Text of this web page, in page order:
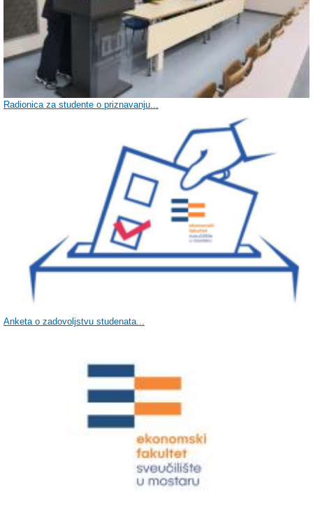
Radionica za studente o priznavanju...
Anketa o zadovoljstvu studenata...